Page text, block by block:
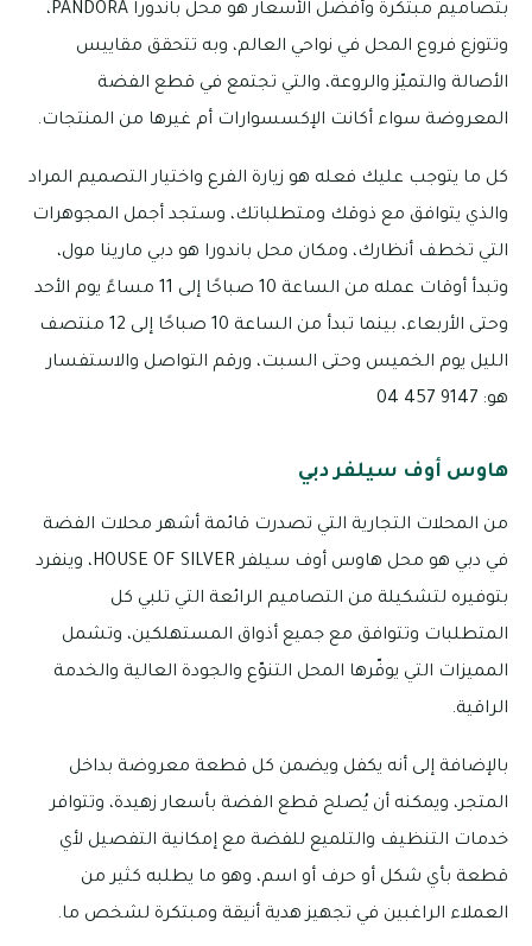
بتصاميم مبتكرة وأفضل الأسعار هو محل باندورا PANDORA،
وتتوزع فروع المحل في نواحي العالم، وبه تتحقق مقاييس
الأصالة والتميّز والروعة، والتي تجتمع في قطع الفضة
المعروضة سواء أكانت الإكسسوارات أم غيرها من المنتجات.
كل ما يتوجب عليك فعله هو زيارة الفرع واختيار التصميم المراد
والذي يتوافق مع ذوقك ومتطلباتك، وستجد أجمل المجوهرات
التي تخطف أنظارك، ومكان محل باندورا هو دبي مارينا مول،
وتبدأ أوقات عمله من الساعة 10 صباحًا إلى 11 مساءً يوم الأحد
وحتى الأربعاء، بينما تبدأ من الساعة 10 صباحًا إلى 12 منتصف
الليل يوم الخميس وحتى السبت، ورقم التواصل والاستفسار
هو: 9147 457 04
هاوس أوف سيلفر دبي
من المحلات التجارية التي تصدرت قائمة أشهر محلات الفضة
في دبي هو محل هاوس أوف سيلفر HOUSE OF SILVER، وينفرد
بتوفيره لتشكيلة من التصاميم الرائعة التي تلبي كل
المتطلبات وتتوافق مع جميع أذواق المستهلكين، وتشمل
المميزات التي يوفّرها المحل التنوّع والجودة العالية والخدمة
الراقية.
بالإضافة إلى أنه يكفل ويضمن كل قطعة معروضة بداخل
المتجر، ويمكنه أن يُصلح قطع الفضة بأسعار زهيدة، وتتوافر
خدمات التنظيف والتلميع للفضة مع إمكانية التفصيل لأي
قطعة بأي شكل أو حرف أو اسم، وهو ما يطلبه كثير من
العملاء الراغبين في تجهيز هدية أنيقة ومبتكرة لشخص ما.